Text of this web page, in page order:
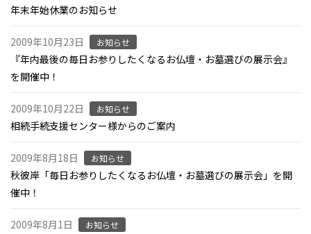
年末年始休業のお知らせ
2009年10月23日 お知らせ
『年内最後の毎日お参りしたくなるお仏壇・お墓選びの展示会』
を開催中！
2009年10月22日 お知らせ
相続手続支援センター様からのご案内
2009年8月18日 お知らせ
秋彼岸「毎日お参りしたくなるお仏壇・お墓選びの展示会」を開
催中！
2009年8月1日 お知らせ